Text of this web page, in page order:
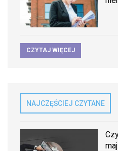
CZYTAJ WIĘCEJ
NAJCZĘŚCIEJ CZYTANE